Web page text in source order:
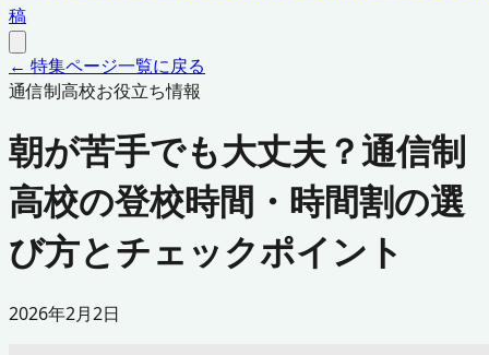
稿
← 特集ページ一覧に戻る
通信制高校お役立ち情報
朝が苦手でも大丈夫？通信制
高校の登校時間・時間割の選
び方とチェックポイント
2026年2月2日